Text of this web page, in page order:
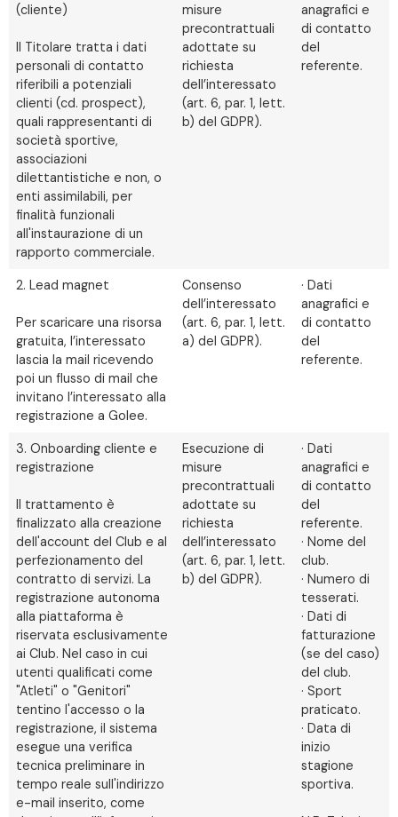
(cliente)
Il Titolare tratta i dati
personali di contatto
riferibili a potenziali
clienti (cd. prospect),
quali rappresentanti di
società sportive,
associazioni
dilettantistiche e non, o
enti assimilabili, per
finalità funzionali
all'instaurazione di un
rapporto commerciale.
misure
precontrattuali
adottate su
richiesta
dell’interessato
(art. 6, par. 1, lett.
b) del GDPR).
anagrafici e
di contatto
del
referente.
2. Lead magnet
Per scaricare una risorsa
gratuita, l’interessato
lascia la mail ricevendo
poi un flusso di mail che
invitano l’interessato alla
registrazione a Golee.
Consenso
dell’interessato
(art. 6, par. 1, lett.
a) del GDPR).
· Dati
anagrafici e
di contatto
del
referente.
3. Onboarding cliente e
registrazione
Il trattamento è
finalizzato alla creazione
dell'account del Club e al
perfezionamento del
contratto di servizi. La
registrazione autonoma
alla piattaforma è
riservata esclusivamente
ai Club. Nel caso in cui
utenti qualificati come
"Atleti" o "Genitori"
tentino l'accesso o la
registrazione, il sistema
esegue una verifica
tecnica preliminare in
tempo reale sull'indirizzo
e-mail inserito, come
Esecuzione di
misure
precontrattuali
adottate su
richiesta
dell’interessato
(art. 6, par. 1, lett.
b) del GDPR).
· Dati
anagrafici e
di contatto
del
referente.
· Nome del
club.
· Numero di
tesserati.
· Dati di
fatturazione
(se del caso)
del club.
· Sport
praticato.
· Data di
inizio
stagione
sportiva.